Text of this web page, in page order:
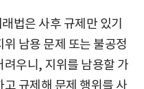
법은 사후 규제만 있기
남용 문제 또는 불공정
우니, 지위를 남용할 가
규제해 문제 행위를 사